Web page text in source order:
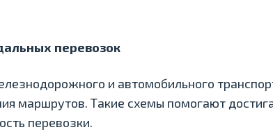
перевозок
и автомобильного
маршрутов. Такие схемы помогают
перевозки.